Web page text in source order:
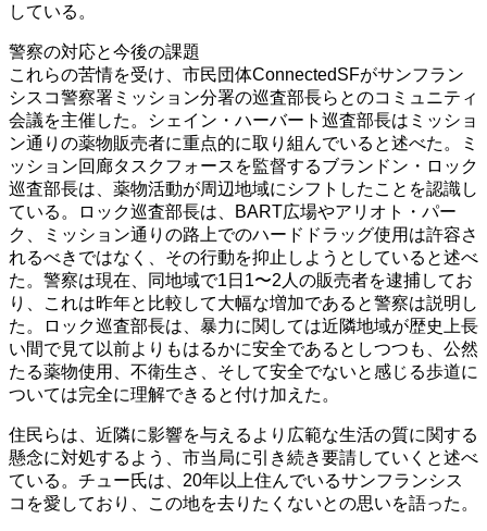
している。
警察の対応と今後の課題
これらの苦情を受け、市民団体ConnectedSFがサンフラン
シスコ警察署ミッション分署の巡査部長らとのコミュニティ
会議を主催した。シェイン・ハーバート巡査部長はミッショ
ン通りの薬物販売者に重点的に取り組んでいると述べた。ミ
ッション回廊タスクフォースを監督するブランドン・ロック
巡査部長は、薬物活動が周辺地域にシフトしたことを認識し
ている。ロック巡査部長は、BART広場やアリオト・パー
ク、ミッション通りの路上でのハードドラッグ使用は許容さ
れるべきではなく、その行動を抑止しようとしていると述べ
た。警察は現在、同地域で1日1〜2人の販売者を逮捕してお
り、これは昨年と比較して大幅な増加であると警察は説明し
た。ロック巡査部長は、暴力に関しては近隣地域が歴史上長
い間で見て以前よりもはるかに安全であるとしつつも、公然
たる薬物使用、不衛生さ、そして安全でないと感じる歩道に
ついては完全に理解できると付け加えた。
住民らは、近隣に影響を与えるより広範な生活の質に関する
懸念に対処するよう、市当局に引き続き要請していくと述べ
ている。チュー氏は、20年以上住んでいるサンフランシス
コを愛しており、この地を去りたくないとの思いを語った。